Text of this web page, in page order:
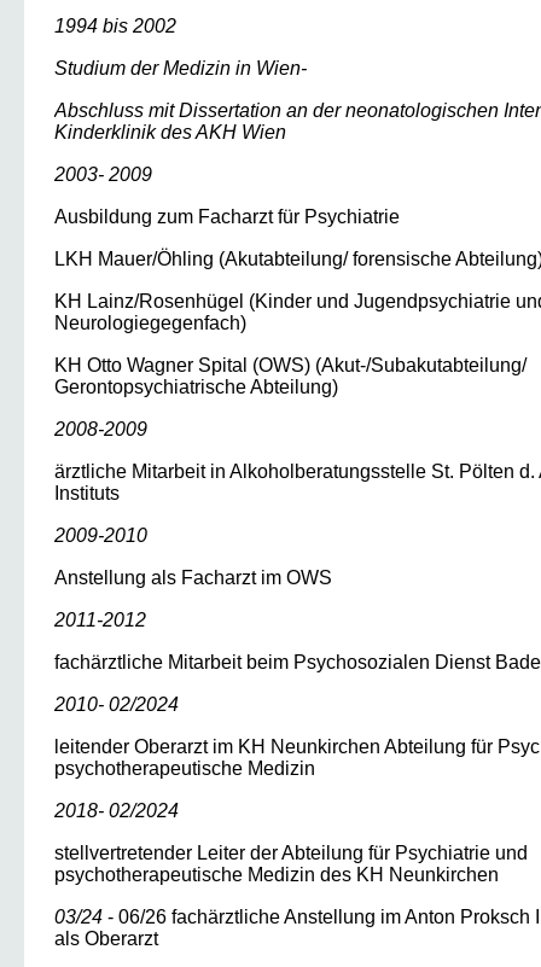
1994 bis 2002
Studium der Medizin in Wien-
Abschluss mit Dissertation an der neonatologischen
Kinderklinik des AKH Wien
2003- 2009
Ausbildung zum Facharzt für Psychiatrie
LKH Mauer/Öhling (Akutabteilung/ forensische
KH Lainz/Rosenhügel (Kinder und Jugendpsychiatrie
Neurologiegegenfach)
KH Otto Wagner Spital (OWS) (Akut-/Subakutabteilung/
Gerontopsychiatrische Abteilung)
2008-2009
ärztliche Mitarbeit in Alkoholberatungsstelle St. Pölten d.
Instituts
2009-2010
Anstellung als Facharzt im OWS
2011-2012
fachärztliche Mitarbeit beim Psychosozialen Dienst
2010- 02/2024
leitender Oberarzt im KH Neunkirchen Abteilung für
psychotherapeutische Medizin
2018- 02/2024
stellvertretender Leiter der Abteilung für Psychiatrie und
psychotherapeutische Medizin des KH Neunkirchen
03/24 - 06/26 fachärztliche Anstellung im Anton Proksch
als Oberarzt